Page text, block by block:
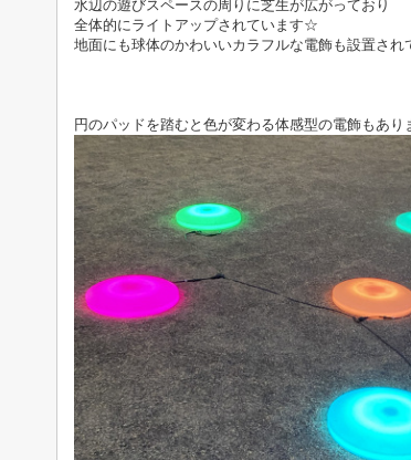
水辺の遊びスペースの周りに芝生が広がっており
全体的にライトアップされています☆
地面にも球体のかわいいカラフルな電飾も設置され
円のパッドを踏むと色が変わる体感型の電飾もあり